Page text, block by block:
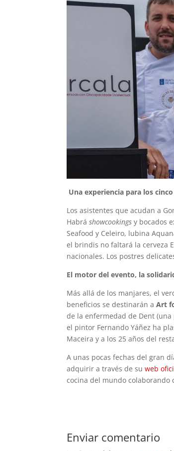
Una experiencia para los
Los asistentes que acudan a
Habráshowcookings y bocados
Seafood y Celeiro, lubina
el brindis no faltará la cerveza
nacionales. Los postres
El motor del evento, la
Más allá de los manjares, el
beneficios se destinarán aArt
de la enfermedad de Dent
el pintor Fernando Yáñez ha
Maceira y a los 25 años del
A unas pocas fechas del gran
adquirir a través de suweb
cocina del mundo colaborando
Enviar comentario